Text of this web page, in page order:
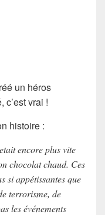
un héros
, c’est vrai !
histoire :
encore plus vite
chocolat chaud. Ces
si appétissantes que
terrorisme, de
les événements